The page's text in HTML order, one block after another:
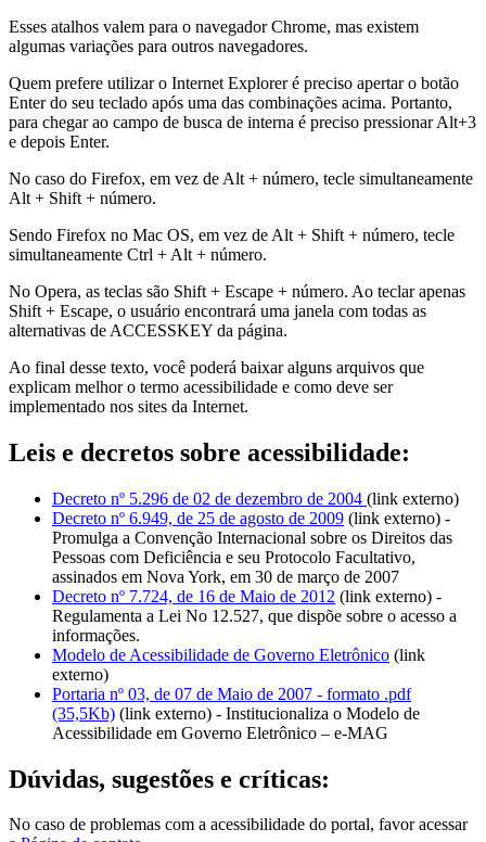
Esses atalhos valem para o navegador Chrome, mas existem
algumas variações para outros navegadores.
Quem prefere utilizar o Internet Explorer é preciso apertar o botão
Enter do seu teclado após uma das combinações acima. Portanto,
para chegar ao campo de busca de interna é preciso pressionar Alt+3
e depois Enter.
No caso do Firefox, em vez de Alt + número, tecle simultaneamente
Alt + Shift + número.
Sendo Firefox no Mac OS, em vez de Alt + Shift + número, tecle
simultaneamente Ctrl + Alt + número.
No Opera, as teclas são Shift + Escape + número. Ao teclar apenas
Shift + Escape, o usuário encontrará uma janela com todas as
alternativas de ACCESSKEY da página.
Ao final desse texto, você poderá baixar alguns arquivos que
explicam melhor o termo acessibilidade e como deve ser
implementado nos sites da Internet.
Leis e decretos sobre acessibilidade:
Decreto nº 5.296 de 02 de dezembro de 2004 (link externo)
Decreto nº 6.949, de 25 de agosto de 2009 (link externo) -
Promulga a Convenção Internacional sobre os Direitos das
Pessoas com Deficiência e seu Protocolo Facultativo,
assinados em Nova York, em 30 de março de 2007
Decreto nº 7.724, de 16 de Maio de 2012 (link externo) -
Regulamenta a Lei No 12.527, que dispõe sobre o acesso a
informações.
Modelo de Acessibilidade de Governo Eletrônico (link
externo)
Portaria nº 03, de 07 de Maio de 2007 - formato .pdf
(35,5Kb) (link externo) - Institucionaliza o Modelo de
Acessibilidade em Governo Eletrônico – e-MAG
Dúvidas, sugestões e críticas:
No caso de problemas com a acessibilidade do portal, favor acessar